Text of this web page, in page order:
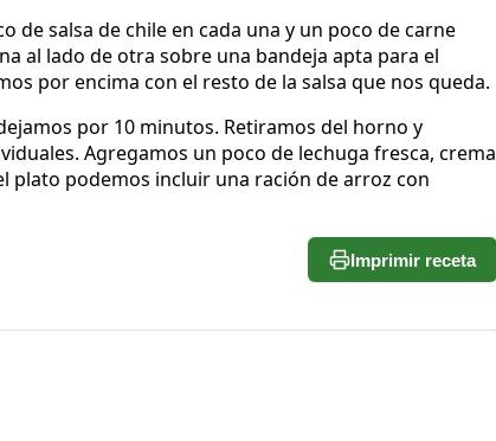
de salsa de chile en cada una y un poco de carne
al lado de otra sobre una bandeja apta para el
por encima con el resto de la salsa que nos queda.
por 10 minutos. Retiramos del horno y
Agregamos un poco de lechuga fresca, crema
plato podemos incluir una ración de arroz con
Imprimir receta